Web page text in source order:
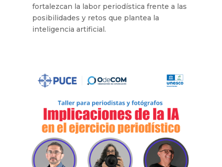
fortalezcan la labor periodística frente a las
posibilidades y retos que plantea la
inteligencia artificial.